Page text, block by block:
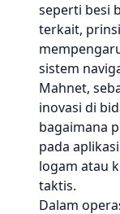
seperti besi
terkait,
sistem
Mahnet,
inovasi di
bagaimana
pada
logam atau
taktis.
Dalam